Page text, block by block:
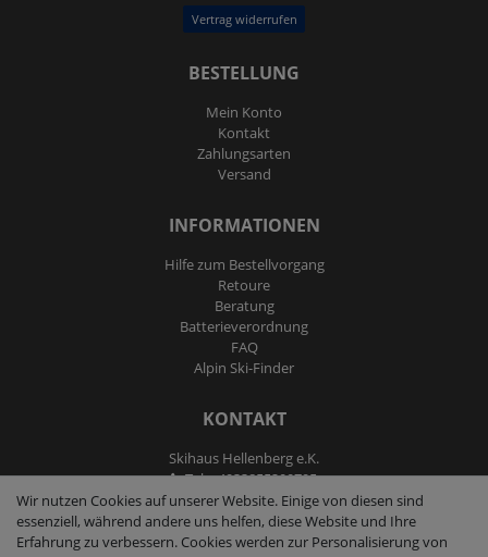
Vertrag widerrufen
BESTELLUNG
Mein Konto
Kontakt
Zahlungsarten
Versand
INFORMATIONEN
Hilfe zum Bestellvorgang
Retoure
Beratung
Batterieverordnung
FAQ
Alpin Ski-Finder
KONTAKT
Skihaus Hellenberg e.K.
Tel: +4933855200795
Fax: +4933855200793
kontakt@ski-andmore.de
Wir nutzen Cookies auf unserer Website. Einige von diesen sind
essenziell, während andere uns helfen, diese Website und Ihre
Erfahrung zu verbessern. Cookies werden zur Personalisierung von